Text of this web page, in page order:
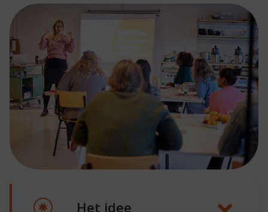
Het idee